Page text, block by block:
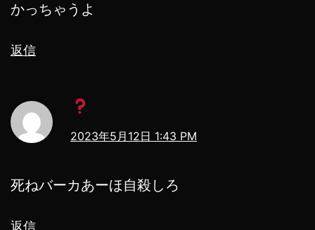
かっちゃうよ
返信
2023年5月12日 1:43 PM
死ねバーカあーほ自殺しろ
返信